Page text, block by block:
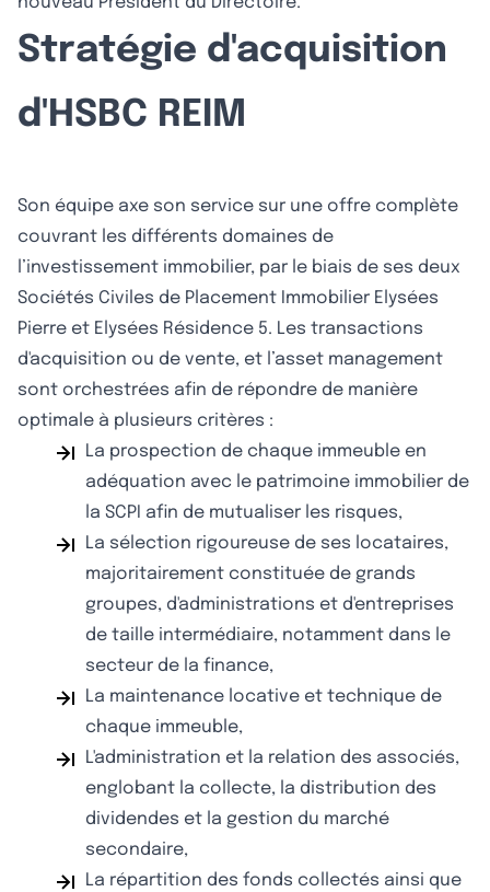
Stratégie d'acquisition
d'HSBC REIM
Son équipe axe son service sur une offre complète
couvrant les différents domaines de
l’investissement immobilier, par le biais de ses deux
Sociétés Civiles de Placement Immobilier Elysées
Pierre et Elysées Résidence 5. Les transactions
d'acquisition ou de vente, et l’asset management
sont orchestrées afin de répondre de manière
optimale à plusieurs critères :
La prospection de chaque immeuble en
adéquation avec le patrimoine immobilier de
la SCPI afin de mutualiser les risques,
La sélection rigoureuse de ses locataires,
majoritairement constituée de grands
groupes, d'administrations et d'entreprises
de taille intermédiaire, notamment dans le
secteur de la finance,
La maintenance locative et technique de
chaque immeuble,
L'administration et la relation des associés,
englobant la collecte, la distribution des
dividendes et la gestion du marché
secondaire,
La répartition des fonds collectés ainsi que